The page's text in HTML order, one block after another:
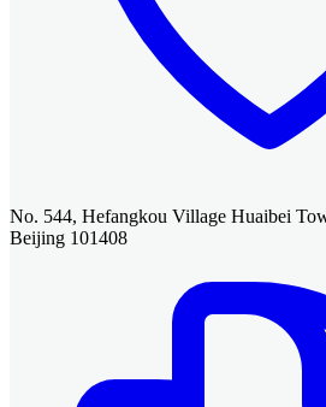
No. 544, Hefangkou Village Huaibei
Beijing 101408